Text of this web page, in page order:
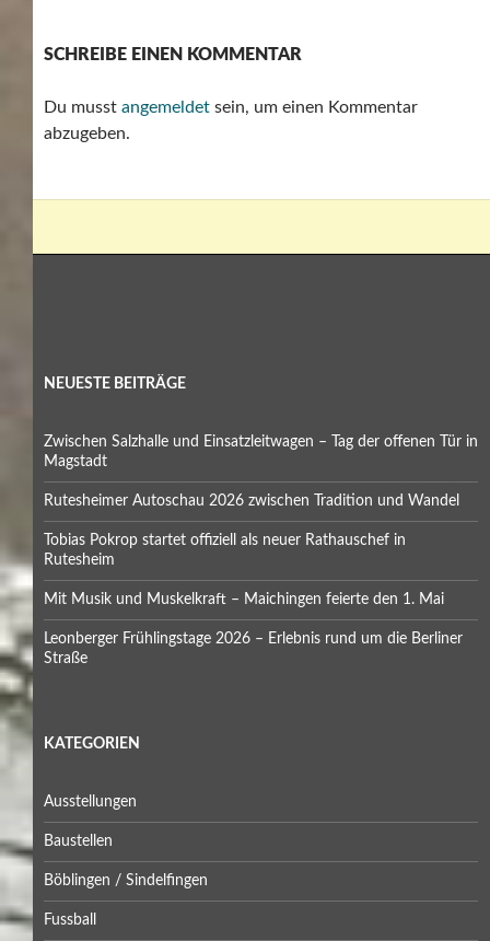
SCHREIBE EINEN KOMMENTAR
Du musst angemeldet sein, um einen Kommentar
abzugeben.
NEUESTE BEITRÄGE
Zwischen Salzhalle und Einsatzleitwagen – Tag der offenen Tür in
Magstadt
Rutesheimer Autoschau 2026 zwischen Tradition und Wandel
Tobias Pokrop startet offiziell als neuer Rathauschef in
Rutesheim
Mit Musik und Muskelkraft – Maichingen feierte den 1. Mai
Leonberger Frühlingstage 2026 – Erlebnis rund um die Berliner
Straße
KATEGORIEN
Ausstellungen
Baustellen
Böblingen / Sindelfingen
Fussball